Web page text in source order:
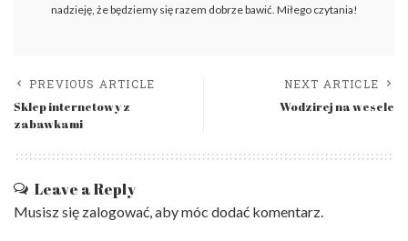
nadzieję, że będziemy się razem dobrze bawić. Miłego czytania!
PREVIOUS ARTICLE
Sklep internetowy z
zabawkami
NEXT ARTICLE
Wodzirej na wesele
Leave a Reply
Musisz się zalogować, aby móc dodać komentarz.